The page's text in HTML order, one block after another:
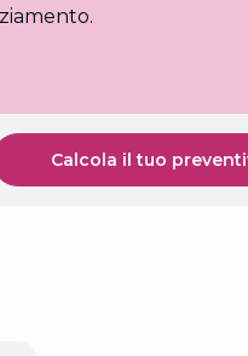
Calcola il tuo